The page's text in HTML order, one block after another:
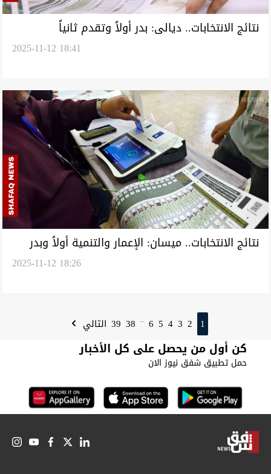
نتائج الانتخابات.. ديالى: بدر أولاً وتقدم ثانياً
2025-11-12 18:41
نتائج الانتخابات.. ميسان: الإعمار والتنمية أولاً وبدر
2025-11-12 18:26
1
2
3
4
5
6
...
38
39 التالي
كن أول من يحصل على كل الأخبار
حمل تطبيق شفق نيوز الان